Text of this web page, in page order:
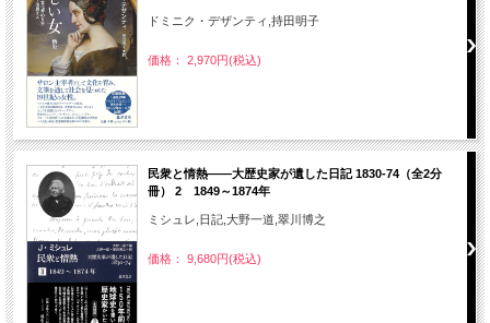
ドミニク・デザンティ,持田明子
価格： 2,970円(税込)
民衆と情熱――大歴史家が遺した日記 1830-74（全2分
冊） 2 1849～1874年
ミシュレ,日記,大野一道,翠川博之
価格： 9,680円(税込)